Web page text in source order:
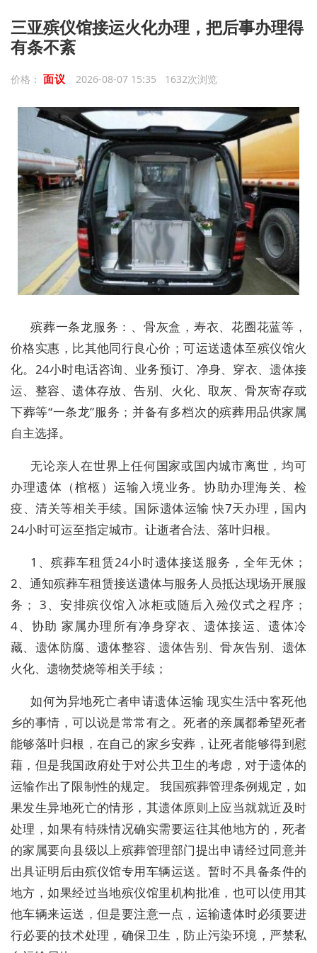
三亚殡仪馆接运火化办理，把后事办理得
有条不紊
价格： 面议 2026-08-07 15:35 1632次浏览
殡葬一条龙服务：、骨灰盒，寿衣、花圈花蓝等，
价格实惠，比其他同行良心价；可运送遗体至殡仪馆火
化。24小时电话咨询、业务预订、净身、穿衣、遗体接
运、整容、遗体存放、告别、火化、取灰、骨灰寄存或
下葬等“一条龙”服务；并备有多档次的殡葬用品供家属
自主选择。
无论亲人在世界上任何国家或国内城市离世，均可
办理遗体（棺柩）运输入境业务。协助办理海关、检
疫、清关等相关手续。国际遗体运输 快7天办理，国内
24小时可运至指定城市。让逝者合法、落叶归根。
1、殡葬车租赁24小时遗体接送服务，全年无休；
2、通知殡葬车租赁接送遗体与服务人员抵达现场开展服
务； 3、安排殡仪馆入冰柜或随后入殓仪式之程序；
4、协助 家属办理所有净身穿衣、遗体接运、遗体冷
藏、遗体防腐、遗体整容、遗体告别、骨灰告别、遗体
火化、遗物焚烧等相关手续；
如何为异地死亡者申请遗体运输 现实生活中客死他
乡的事情，可以说是常常有之。死者的亲属都希望死者
能够落叶归根，在自己的家乡安葬，让死者能够得到慰
藉，但是我国政府处于对公共卫生的考虑，对于遗体的
运输作出了限制性的规定。 我国殡葬管理条例规定，如
果发生异地死亡的情形，其遗体原则上应当就就近及时
处理，如果有特殊情况确实需要运往其他地方的，死者
的家属要向县级以上殡葬管理部门提出申请经过同意并
出具证明后由殡仪馆专用车辆运送。暂时不具备条件的
地方，如果经过当地殡仪馆里机构批准，也可以使用其
他车辆来运送，但是要注意一点，运输遗体时必须要进
行必要的技术处理，确保卫生，防止污染环境，严禁私